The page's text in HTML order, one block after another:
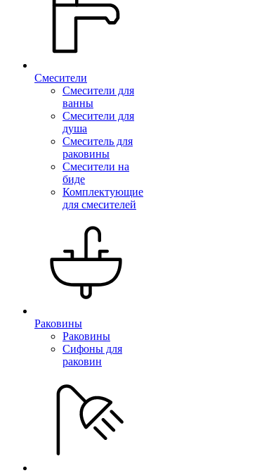
Смесители
Смесители для
ванны
Смесители для
душа
Смеситель для
раковины
Смесители на
биде
Комплектующие
для смесителей
Раковины
Раковины
Сифоны для
раковин